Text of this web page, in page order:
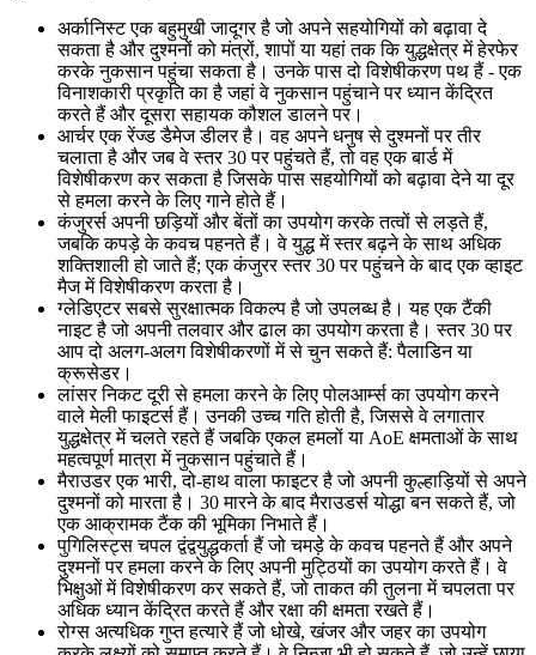
अर्कानिस्ट एक बहुमुखी जादूगर है जो अपने सहयोगियों को बढ़ावा दे
सकता है और दुश्मनों को मंत्रों, शापों या यहां तक कि युद्धक्षेत्र में हेरफेर
करके नुकसान पहुंचा सकता है। उनके पास दो विशेषीकरण पथ हैं - एक
विनाशकारी प्रकृति का है जहां वे नुकसान पहुंचाने पर ध्यान केंद्रित
करते हैं और दूसरा सहायक कौशल डालने पर।
आर्चर एक रेंज्ड डैमेज डीलर है। वह अपने धनुष से दुश्मनों पर तीर
चलाता है और जब वे स्तर 30 पर पहुंचते हैं, तो वह एक बार्ड में
विशेषीकरण कर सकता है जिसके पास सहयोगियों को बढ़ावा देने या दूर
से हमला करने के लिए गाने होते हैं।
कंजुरर्स अपनी छड़ियों और बेंतों का उपयोग करके तत्वों से लड़ते हैं,
जबकि कपड़े के कवच पहनते हैं। वे युद्ध में स्तर बढ़ने के साथ अधिक
शक्तिशाली हो जाते हैं; एक कंजुरर स्तर 30 पर पहुंचने के बाद एक व्हाइट
मैज में विशेषीकरण करता है।
ग्लेडिएटर सबसे सुरक्षात्मक विकल्प है जो उपलब्ध है। यह एक टैंकी
नाइट है जो अपनी तलवार और ढाल का उपयोग करता है। स्तर 30 पर
आप दो अलग-अलग विशेषीकरणों में से चुन सकते हैं: पैलाडिन या
क्रूसेडर।
लांसर निकट दूरी से हमला करने के लिए पोलआर्म्स का उपयोग करने
वाले मेली फाइटर्स हैं। उनकी उच्च गति होती है, जिससे वे लगातार
युद्धक्षेत्र में चलते रहते हैं जबकि एकल हमलों या AoE क्षमताओं के साथ
महत्वपूर्ण मात्रा में नुकसान पहुंचाते हैं।
मैराउडर एक भारी, दो-हाथ वाला फाइटर है जो अपनी कुल्हाड़ियों से अपने
दुश्मनों को मारता है। 30 मारने के बाद मैराउडर्स योद्धा बन सकते हैं, जो
एक आक्रामक टैंक की भूमिका निभाते हैं।
पुगिलिस्ट्स चपल द्वंद्वयुद्धकर्ता हैं जो चमड़े के कवच पहनते हैं और अपने
दुश्मनों पर हमला करने के लिए अपनी मुट्ठियों का उपयोग करते हैं। वे
भिक्षुओं में विशेषीकरण कर सकते हैं, जो ताकत की तुलना में चपलता पर
अधिक ध्यान केंद्रित करते हैं और रक्षा की क्षमता रखते हैं।
रोग्स अत्यधिक गुप्त हत्यारे हैं जो धोखे, खंजर और जहर का उपयोग